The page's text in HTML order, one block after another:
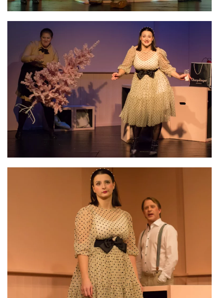
VERGRÖSSERN
VERGRÖSSERN